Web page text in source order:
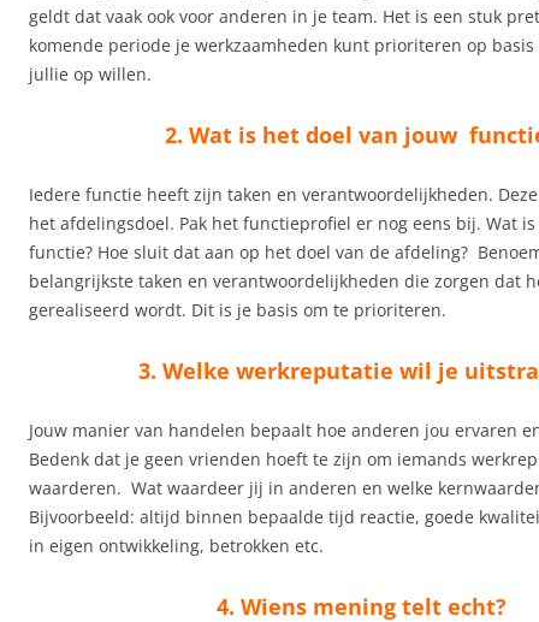
geldt dat vaak ook voor anderen in je team. Het is een stuk
komende periode je werkzaamheden kunt prioriteren op
jullie op willen.
2. Wat is het doel van jouw
Iedere functie heeft zijn taken en verantwoordelijkheden.
het afdelingsdoel. Pak het functieprofiel er nog eens bij. Wat
functie? Hoe sluit dat aan op het doel van de afdeling?
belangrijkste taken en verantwoordelijkheden die zorgen dat
gerealiseerd wordt. Dit is je basis om te prioriteren.
3. Welke werkreputatie wil je
Jouw manier van handelen bepaalt hoe anderen jou ervaren
Bedenk dat je geen vrienden hoeft te zijn om iemands
waarderen. Wat waardeer jij in anderen en welke
Bijvoorbeeld: altijd binnen bepaalde tijd reactie, goede
in eigen ontwikkeling, betrokken etc.
4. Wiens mening telt echt?